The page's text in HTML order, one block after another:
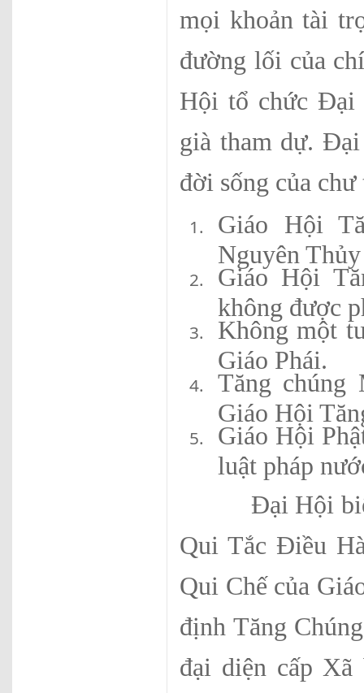
mọi khoản tài
đường lối của
Hội tổ chức Đại
già tham dự.
đời sống của chư
Giáo Hội
Nguyên
Giáo Hội
không được
Không một
Giáo Phái.
Tăng
Giáo Hội
Giáo Hội
luật pháp
Đại Hội biểu
Qui Tắc Điều
Qui Chế của
định Tăng
đại diện cấp